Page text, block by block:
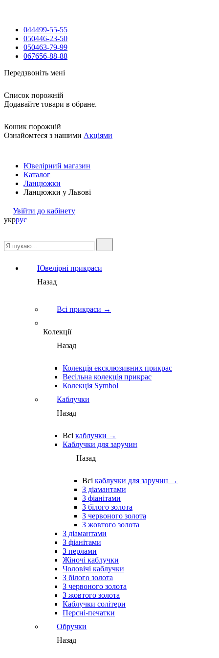
044499-55-55
050446-23-50
050463-79-99
067656-88-88
Передзвоніть мені
Список порожній
Додавайте товари в обране.
Кошик порожній
Ознайомтеся з нашими Акціями
Ювелірний магазин
Каталог
Ланцюжки
Ланцюжки у Львові
Увійти до кабінету
укррус
Ювелірні прикраси
Назад
Всі прикраси →
Колекції
Назад
Колекція ексклюзивних прикрас
Весільна колекція прикрас
Колекція Symbol
Каблучки
Назад
Всі каблучки →
Каблучки для заручин
Назад
Всі каблучки для заручин →
З діамантами
З фіанітами
З білого золота
З червоного золота
З жовтого золота
З діамантами
З фіанітами
З перлами
Жіночі каблучки
Чоловічі каблучки
З білого золота
З червоного золота
З жовтого золота
Каблучки солітери
Персні-печатки
Обручки
Назад